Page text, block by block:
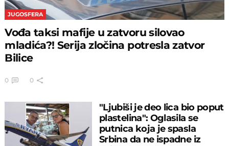
JUGOSFERA
Vođa taksi mafije u zatvoru silovao
mladića?! Serija zločina potresla zatvor
Bilice
0 0
"Ljubiši je deo lica bio poput
plastelina": Oglasila se
putnica koja je spasla
Srbina da ne ispadne iz